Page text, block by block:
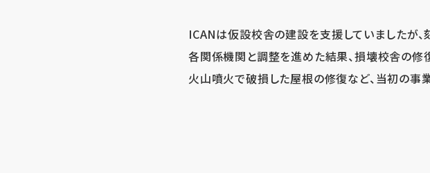
ICANは仮設校舎の建設を支援していましたが
各関係機関と調整を進めた結果、損壊校舎の修
火山噴火で破損した屋根の修復など、当初の事